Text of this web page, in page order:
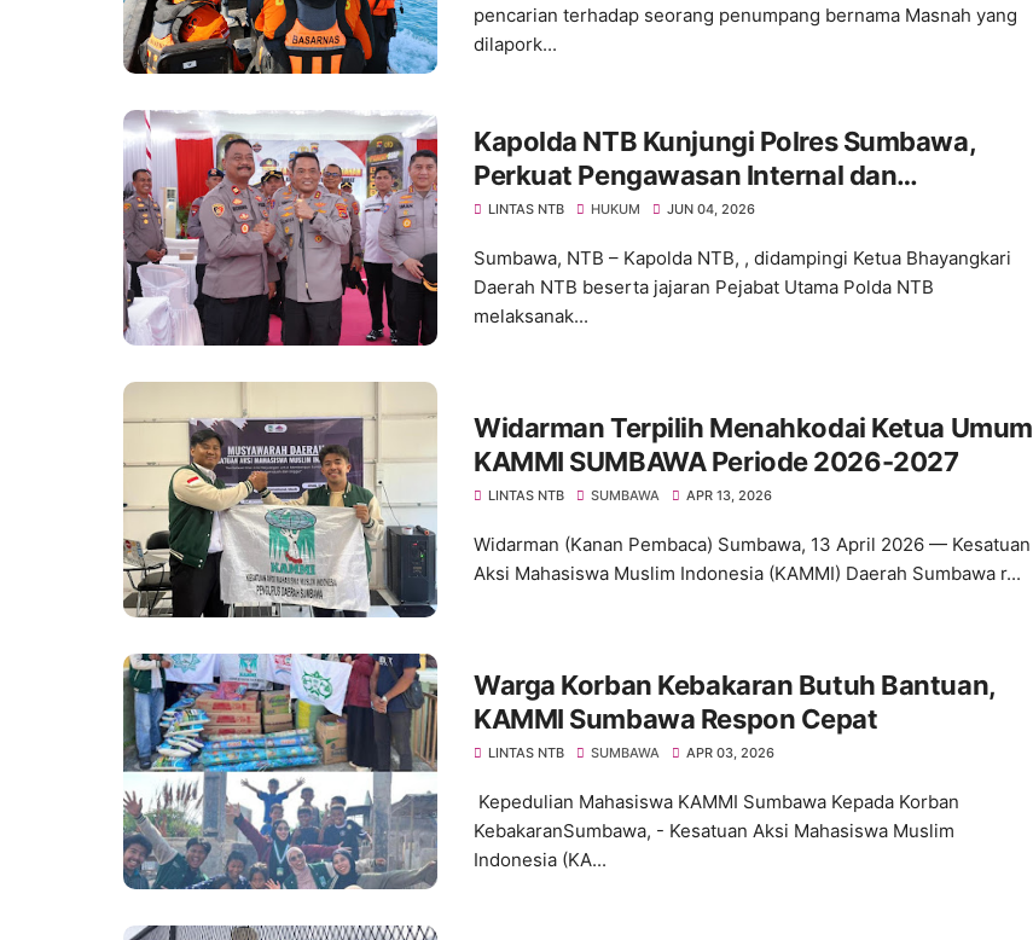
pencarian terhadap seorang penumpang bernama Masnah yang
dilapork...
Kapolda NTB Kunjungi Polres Sumbawa,
Perkuat Pengawasan Internal dan
Tingkatkan Pelayanan Masyarakat
LINTAS NTB HUKUM JUN 04, 2026
Sumbawa, NTB – Kapolda NTB, , didampingi Ketua Bhayangkari
Daerah NTB beserta jajaran Pejabat Utama Polda NTB
melaksanak...
Widarman Terpilih Menahkodai Ketua Umum
KAMMI SUMBAWA Periode 2026-2027
LINTAS NTB SUMBAWA APR 13, 2026
Widarman (Kanan Pembaca) Sumbawa, 13 April 2026 — Kesatuan
Aksi Mahasiswa Muslim Indonesia (KAMMI) Daerah Sumbawa r...
Warga Korban Kebakaran Butuh Bantuan,
KAMMI Sumbawa Respon Cepat
LINTAS NTB SUMBAWA APR 03, 2026
Kepedulian Mahasiswa KAMMI Sumbawa Kepada Korban
KebakaranSumbawa, - Kesatuan Aksi Mahasiswa Muslim
Indonesia (KA...